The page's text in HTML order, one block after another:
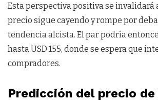
Esta perspectiva positiva se invalidará
precio sigue cayendo y rompe por
tendencia alcista. El par podría
hasta USD 155, donde se espera que
compradores.
Predicción del precio de